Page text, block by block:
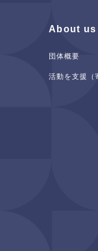
About us
団体概要
活動を支援（